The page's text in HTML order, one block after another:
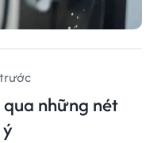
những nét